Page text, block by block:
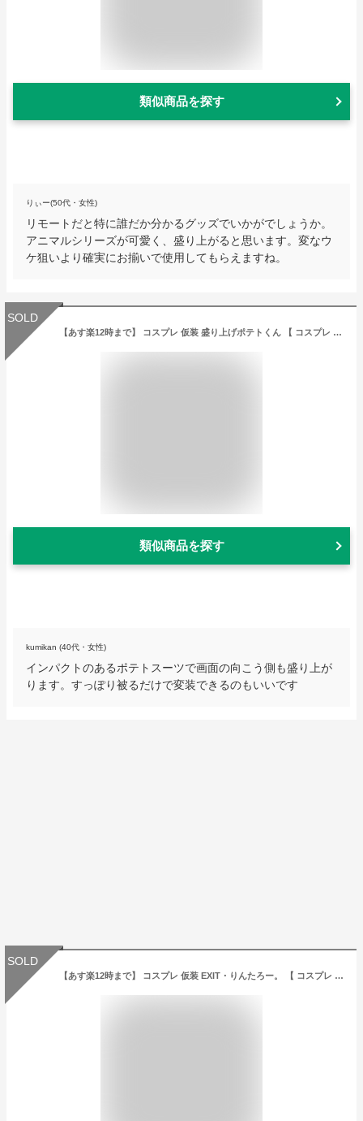
類似商品を探す
りぃー(50代・女性)
リモートだと特に誰だか分かるグッズでいかがでしょうか。
アニマルシリーズが可愛く、盛り上がると思います。変なウ
ケ狙いより確実にお揃いで使用してもらえますね。
SOLD
【あす楽12時まで】 コスプレ 仮装 盛り上げポテトくん 【 コスプレ 衣装 ハロウィン 仮装 パーティーグッズ おもしろ コスチューム 着ぐるみ 大人用 おもしろコスチューム きぐるみ 面白い 面白コスチューム メンズ 爆笑 男性用 おもしろい 笑える 女性用 ウケる 】
類似商品を探す
kumikan (40代・女性)
インパクトのあるポテトスーツで画面の向こう側も盛り上が
ります。すっぽり被るだけで変装できるのもいいです
SOLD
【あす楽12時まで】 コスプレ 仮装 EXIT・りんたろー。 【 コスプレ 衣装 ハロウィン パーティーグッズ おもしろ かぶりもの ハロウィン 衣装 変装グッズ 有名人 面白マスク 芸能人 おもしろマスク プチ仮装 タレント 】